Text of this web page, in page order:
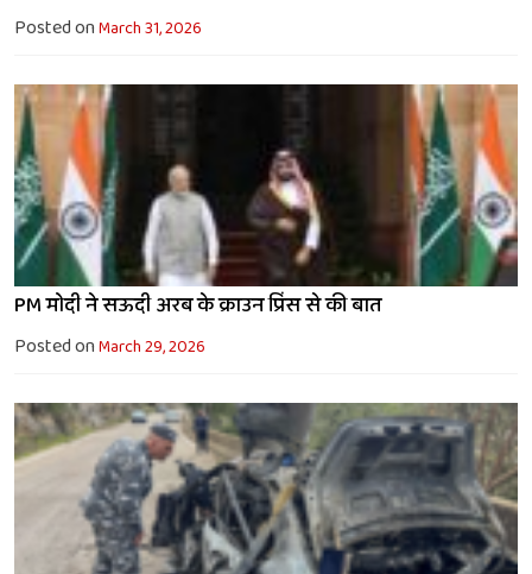
Posted onMarch 31, 2026
PM मोदी ने सऊदी अरब के क्राउन प्रिंस से की बात
Posted onMarch 29, 2026